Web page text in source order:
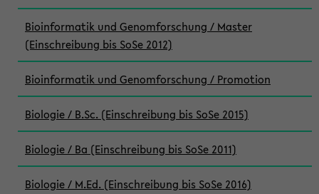
Bioinformatik und Genomforschung / Master
(Einschreibung bis SoSe 2012)
Bioinformatik und Genomforschung / Promotion
Biologie / B.Sc. (Einschreibung bis SoSe 2015)
Biologie / Ba (Einschreibung bis SoSe 2011)
Biologie / M.Ed. (Einschreibung bis SoSe 2016)